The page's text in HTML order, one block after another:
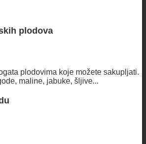
plodova
plodovima koje možete sakupljati.
maline, jabuke, šljive...